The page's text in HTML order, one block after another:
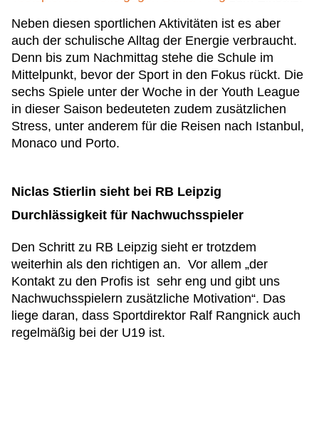
Neben diesen sportlichen Aktivitäten ist es aber
auch der schulische Alltag der Energie verbraucht.
Denn bis zum Nachmittag stehe die Schule im
Mittelpunkt, bevor der Sport in den Fokus rückt. Die
sechs Spiele unter der Woche in der Youth League
in dieser Saison bedeuteten zudem zusätzlichen
Stress, unter anderem für die Reisen nach Istanbul,
Monaco und Porto.
Niclas Stierlin sieht bei RB Leipzig
Durchlässigkeit für Nachwuchsspieler
Den Schritt zu RB Leipzig sieht er trotzdem
weiterhin als den richtigen an. Vor allem „der
Kontakt zu den Profis ist sehr eng und gibt uns
Nachwuchsspielern zusätzliche Motivation“. Das
liege daran, dass Sportdirektor Ralf Rangnick auch
regelmäßig bei der U19 ist.